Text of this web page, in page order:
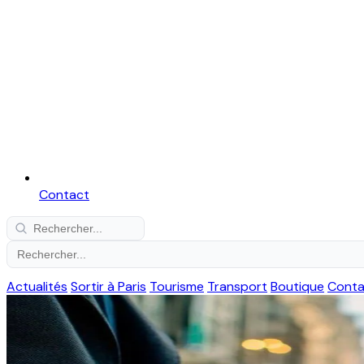
Contact
Actualités Sortir à Paris Tourisme Transport Boutique